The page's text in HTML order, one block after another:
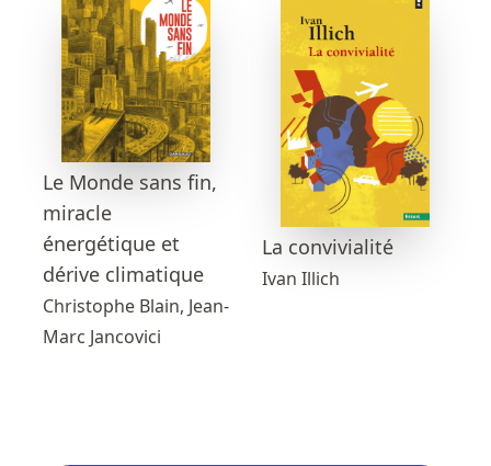
Le Monde sans fin,
miracle
énergétique et
dérive climatique
Christophe Blain, Jean-
Marc Jancovici
La convivialité
Ivan Illich